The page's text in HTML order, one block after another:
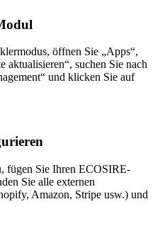
öffnen Sie „Apps“,
aktualisieren“, suchen Sie nach
und klicken Sie auf
fügen Sie Ihren ECOSIRE-
Sie alle externen
Amazon, Stripe usw.) und